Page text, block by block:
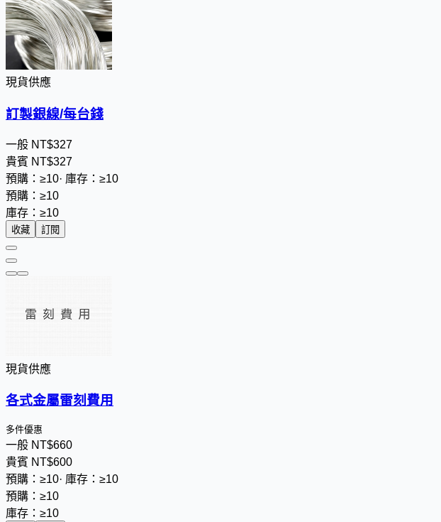
現貨供應
訂製銀線/每台錢
一般 NT$327
貴賓 NT$327
預購：≥10· 庫存：≥10
預購：≥10
庫存：≥10
收藏 訂閱
現貨供應
各式金屬雷刻費用
多件優惠
一般 NT$660
貴賓 NT$600
預購：≥10· 庫存：≥10
預購：≥10
庫存：≥10